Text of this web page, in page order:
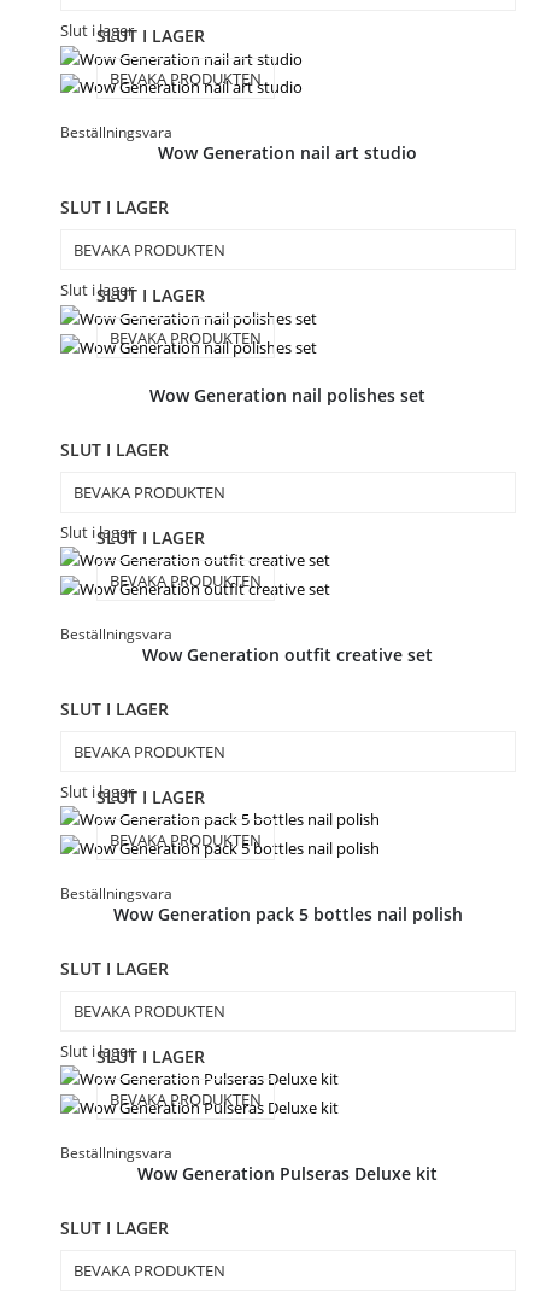
Slut i lager
Beställningsvara
SLUT I LAGER
BEVAKA PRODUKTEN
Wow Generation nail art studio
SLUT I LAGER
BEVAKA PRODUKTEN
Slut i lagerSLUT I LAGER
BEVAKA PRODUKTEN
Wow Generation nail polishes set
SLUT I LAGER
BEVAKA PRODUKTEN
Slut i lager
Beställningsvara
SLUT I LAGER
BEVAKA PRODUKTEN
Wow Generation outfit creative set
SLUT I LAGER
BEVAKA PRODUKTEN
Slut i lager
Beställningsvara
SLUT I LAGER
BEVAKA PRODUKTEN
Wow Generation pack 5 bottles nail polish
SLUT I LAGER
BEVAKA PRODUKTEN
Slut i lager
Beställningsvara
SLUT I LAGER
BEVAKA PRODUKTEN
Wow Generation Pulseras Deluxe kit
SLUT I LAGER
BEVAKA PRODUKTEN